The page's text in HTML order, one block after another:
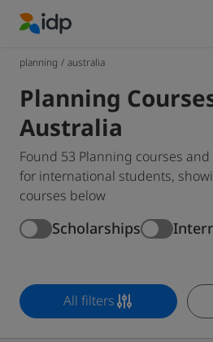
planning / australia
Planning
Australia
Found 53 Planning courses
for international students,
courses below
Scholarships
All filters